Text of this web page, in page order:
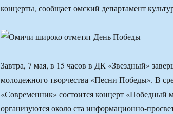
концерты, сообщает омский департамент
Завтра, 7 мая, в 15 часов в ДК «Звездный»
молодежного творчества «Песни Победы». В
«Современник» состоится концерт
организуются около ста информационно-